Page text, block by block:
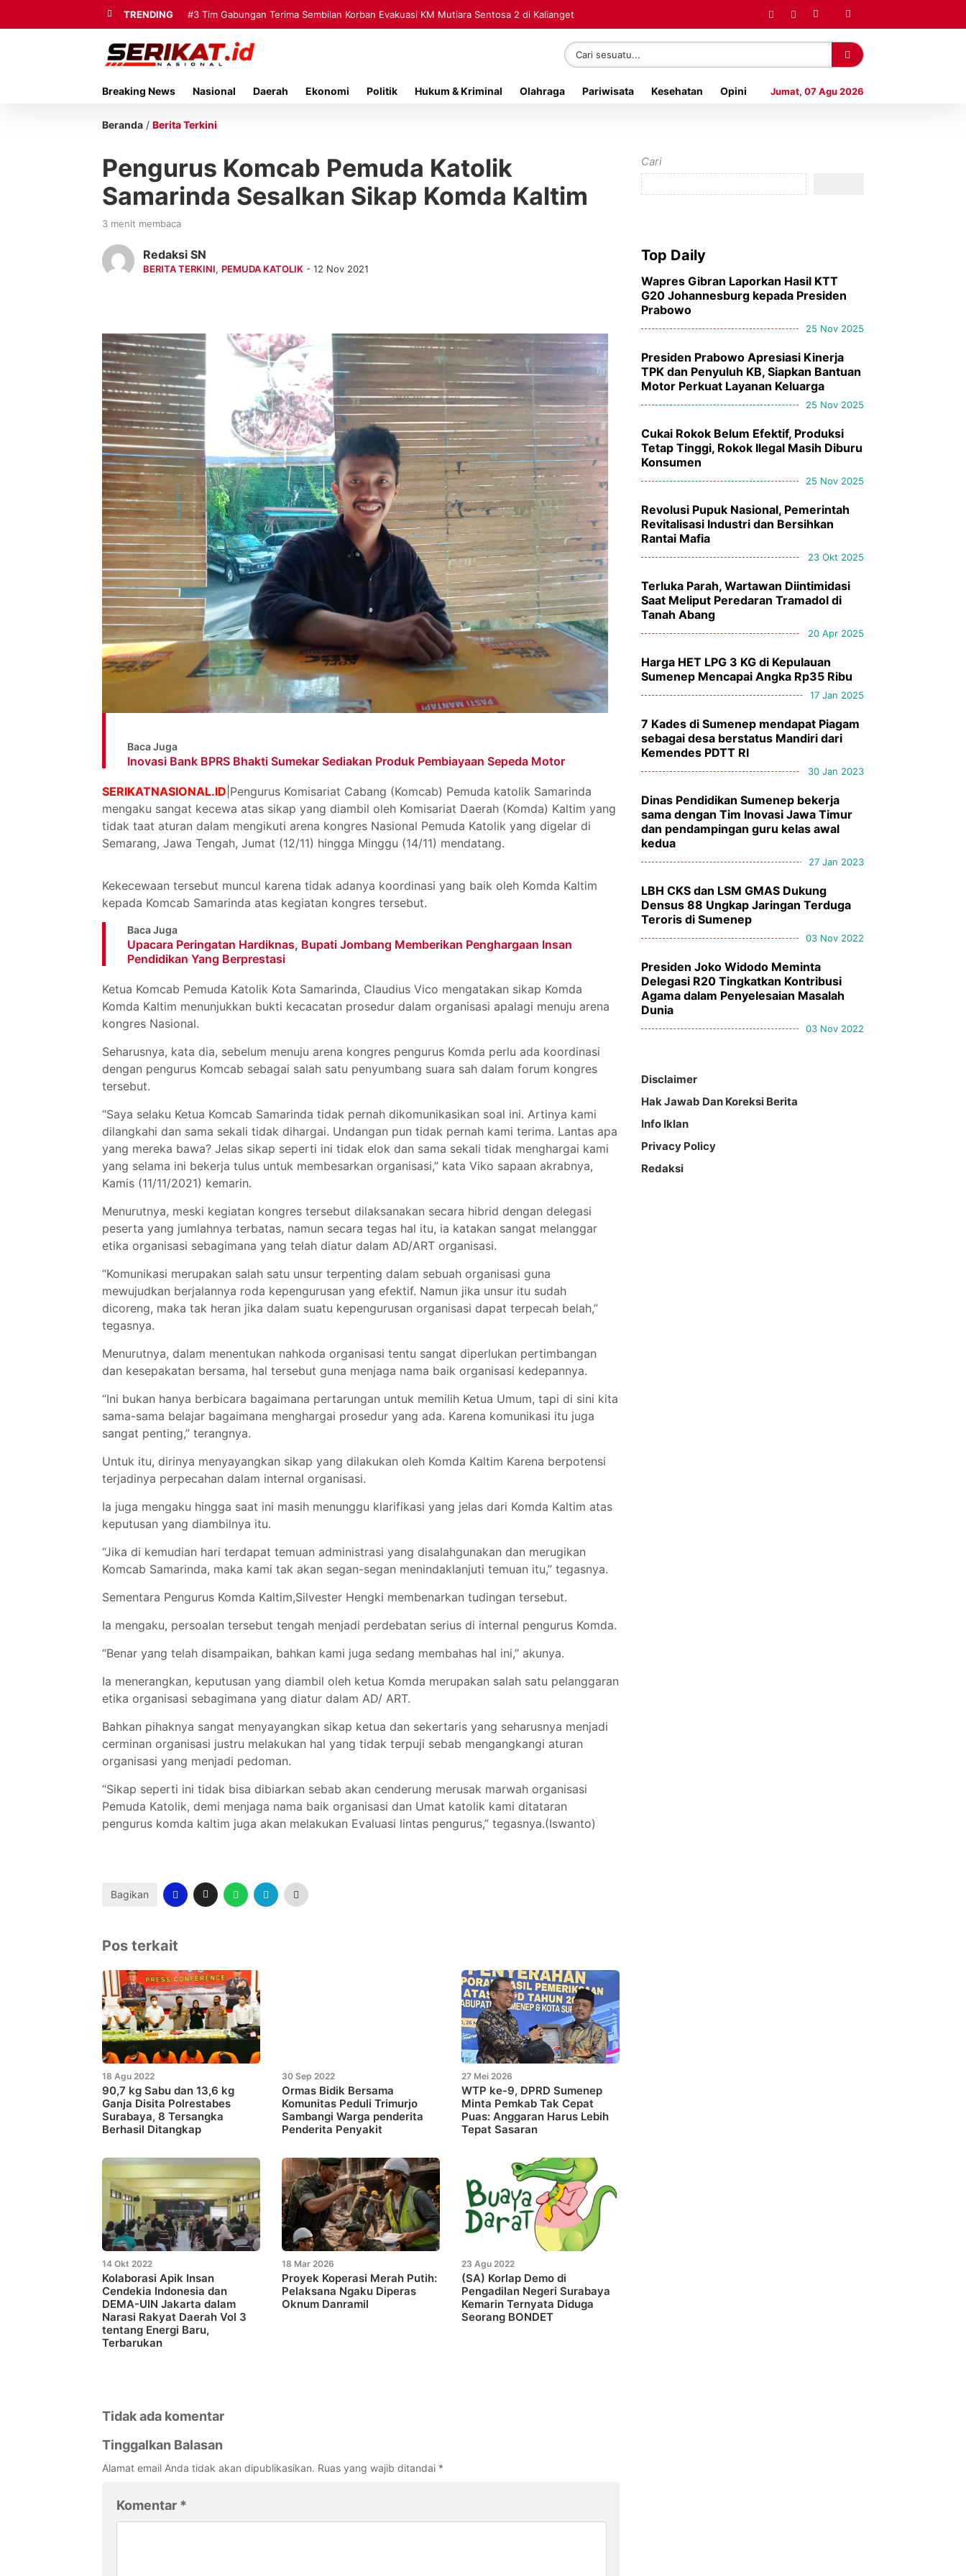
TRENDING #3 Tim Gabungan Terima Sembilan Korban Evakuasi KM Mutiara Sentosa 2 di Kalianget
Breaking News Nasional Daerah Ekonomi Politik Hukum & Kriminal Olahraga Pariwisata Kesehatan Opini Jumat, 07 Agu 2026
Beranda / Berita Terkini
Pengurus Komcab Pemuda Katolik
Samarinda Sesalkan Sikap Komda Kaltim
3 menit membaca
Redaksi SN
BERITA TERKINI, PEMUDA KATOLIK - 12 Nov 2021
Baca Juga
Inovasi Bank BPRS Bhakti Sumekar Sediakan Produk Pembiayaan Sepeda Motor
SERIKATNASIONAL.ID |Pengurus Komisariat Cabang (Komcab) Pemuda katolik Samarinda
mengaku sangat kecewa atas sikap yang diambil oleh Komisariat Daerah (Komda) Kaltim yang
tidak taat aturan dalam mengikuti arena kongres Nasional Pemuda Katolik yang digelar di
Semarang, Jawa Tengah, Jumat (12/11) hingga Minggu (14/11) mendatang.
Kekecewaan tersebut muncul karena tidak adanya koordinasi yang baik oleh Komda Kaltim
kepada Komcab Samarinda atas kegiatan kongres tersebut.
Baca Juga
Upacara Peringatan Hardiknas, Bupati Jombang Memberikan Penghargaan Insan
Pendidikan Yang Berprestasi
Ketua Komcab Pemuda Katolik Kota Samarinda, Claudius Vico mengatakan sikap Komda
Komda Kaltim menunjukkan bukti kecacatan prosedur dalam organisasi apalagi menuju arena
kongres Nasional.
Seharusnya, kata dia, sebelum menuju arena kongres pengurus Komda perlu ada koordinasi
dengan pengurus Komcab sebagai salah satu penyumbang suara sah dalam forum kongres
tersebut.
“Saya selaku Ketua Komcab Samarinda tidak pernah dikomunikasikan soal ini. Artinya kami
dilangkahi dan sama sekali tidak dihargai. Undangan pun tidak pernah kami terima. Lantas apa
yang mereka bawa? Jelas sikap seperti ini tidak elok dan sama sekali tidak menghargai kami
yang selama ini bekerja tulus untuk membesarkan organisasi,” kata Viko sapaan akrabnya,
Kamis (11/11/2021) kemarin.
Menurutnya, meski kegiatan kongres tersebut dilaksanakan secara hibrid dengan delegasi
peserta yang jumlahnya terbatas, namun secara tegas hal itu, ia katakan sangat melanggar
etika organisasi sebagimana yang telah diatur dalam AD/ART organisasi.
“Komunikasi merupakan salah satu unsur terpenting dalam sebuah organisasi guna
mewujudkan berjalannya roda kepengurusan yang efektif. Namun jika unsur itu sudah
dicoreng, maka tak heran jika dalam suatu kepengurusan organisasi dapat terpecah belah,”
tegasnya.
Menurutnya, dalam menentukan nahkoda organisasi tentu sangat diperlukan pertimbangan
dan kesepakatan bersama, hal tersebut guna menjaga nama baik organisasi kedepannya.
“Ini bukan hanya berbicara bagaimana pertarungan untuk memilih Ketua Umum, tapi di sini kita
sama-sama belajar bagaimana menghargai prosedur yang ada. Karena komunikasi itu juga
sangat penting,” terangnya.
Untuk itu, dirinya menyayangkan sikap yang dilakukan oleh Komda Kaltim Karena berpotensi
terjadinya perpecahan dalam internal organisasi.
Ia juga mengaku hingga saat ini masih menunggu klarifikasi yang jelas dari Komda Kaltim atas
keputusan yang diambilnya itu.
“Jika di kemudian hari terdapat temuan administrasi yang disalahgunakan dan merugikan
Komcab Samarinda, maka kami tak akan segan-segan menindaklanjuti temuan itu,” tegasnya.
Sementara Pengurus Komda Kaltim,Silvester Hengki membenarkan tudingan tersebut.
Ia mengaku, persoalan tersebut tengah menjadi perdebatan serius di internal pengurus Komda.
“Benar yang telah disampaikan, bahkan kami juga sedang membahas hal ini,” akunya.
Ia menerangkan, keputusan yang diambil oleh ketua Komda merupakan salah satu pelanggaran
etika organisasi sebagimana yang diatur dalam AD/ ART.
Bahkan pihaknya sangat menyayangkan sikap ketua dan sekertaris yang seharusnya menjadi
cerminan organisasi justru melakukan hal yang tidak terpuji sebab mengangkangi aturan
organisasi yang menjadi pedoman.
“Sikap seperti ini tidak bisa dibiarkan sebab akan cenderung merusak marwah organisasi
Pemuda Katolik, demi menjaga nama baik organisasi dan Umat katolik kami ditataran
pengurus komda kaltim juga akan melakukan Evaluasi lintas pengurus,” tegasnya.(Iswanto)
Bagikan
Pos terkait
18 Agu 2022
90,7 kg Sabu dan 13,6 kg
Ganja Disita Polrestabes
Surabaya, 8 Tersangka
Berhasil Ditangkap
30 Sep 2022
Ormas Bidik Bersama
Komunitas Peduli Trimurjo
Sambangi Warga penderita
Penderita Penyakit
27 Mei 2026
WTP ke-9, DPRD Sumenep
Minta Pemkab Tak Cepat
Puas: Anggaran Harus Lebih
Tepat Sasaran
14 Okt 2022
Kolaborasi Apik Insan
Cendekia Indonesia dan
DEMA-UIN Jakarta dalam
Narasi Rakyat Daerah Vol 3
tentang Energi Baru,
Terbarukan
18 Mar 2026
Proyek Koperasi Merah Putih:
Pelaksana Ngaku Diperas
Oknum Danramil
23 Agu 2022
(SA) Korlap Demo di
Pengadilan Negeri Surabaya
Kemarin Ternyata Diduga
Seorang BONDET
Tidak ada komentar
Tinggalkan Balasan
Alamat email Anda tidak akan dipublikasikan. Ruas yang wajib ditandai *
Komentar *
Cari
Top Daily
Wapres Gibran Laporkan Hasil KTT
G20 Johannesburg kepada Presiden
Prabowo
25 Nov 2025
Presiden Prabowo Apresiasi Kinerja
TPK dan Penyuluh KB, Siapkan Bantuan
Motor Perkuat Layanan Keluarga
25 Nov 2025
Cukai Rokok Belum Efektif, Produksi
Tetap Tinggi, Rokok Ilegal Masih Diburu
Konsumen
25 Nov 2025
Revolusi Pupuk Nasional, Pemerintah
Revitalisasi Industri dan Bersihkan
Rantai Mafia
23 Okt 2025
Terluka Parah, Wartawan Diintimidasi
Saat Meliput Peredaran Tramadol di
Tanah Abang
20 Apr 2025
Harga HET LPG 3 KG di Kepulauan
Sumenep Mencapai Angka Rp35 Ribu
17 Jan 2025
7 Kades di Sumenep mendapat Piagam
sebagai desa berstatus Mandiri dari
Kemendes PDTT RI
30 Jan 2023
Dinas Pendidikan Sumenep bekerja
sama dengan Tim Inovasi Jawa Timur
dan pendampingan guru kelas awal
kedua
27 Jan 2023
LBH CKS dan LSM GMAS Dukung
Densus 88 Ungkap Jaringan Terduga
Teroris di Sumenep
03 Nov 2022
Presiden Joko Widodo Meminta
Delegasi R20 Tingkatkan Kontribusi
Agama dalam Penyelesaian Masalah
Dunia
03 Nov 2022
Disclaimer
Hak Jawab Dan Koreksi Berita
Info Iklan
Privacy Policy
Redaksi